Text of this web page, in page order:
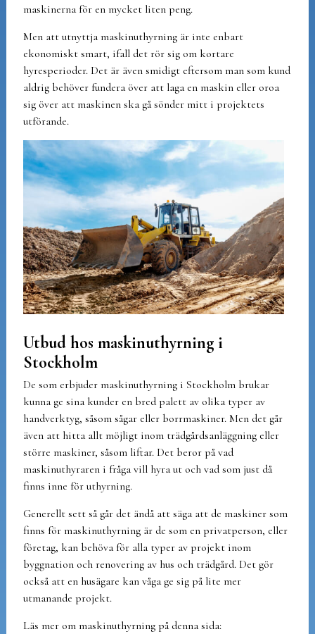
maskinerna för en mycket liten peng.
Men att utnyttja maskinuthyrning är inte enbart
ekonomiskt smart, ifall det rör sig om kortare
hyresperioder. Det är även smidigt eftersom man som kund
aldrig behöver fundera över att laga en maskin eller oroa
sig över att maskinen ska gå sönder mitt i projektets
utförande.
Utbud hos maskinuthyrning i
Stockholm
De som erbjuder maskinuthyrning i Stockholm brukar
kunna ge sina kunder en bred palett av olika typer av
handverktyg, såsom sågar eller borrmaskiner. Men det går
även att hitta allt möjligt inom trädgårdsanläggning eller
större maskiner, såsom liftar. Det beror på vad
maskinuthyraren i fråga vill hyra ut och vad som just då
finns inne för uthyrning.
Generellt sett så går det ändå att säga att de maskiner som
finns för maskinuthyrning är de som en privatperson, eller
företag, kan behöva för alla typer av projekt inom
byggnation och renovering av hus och trädgård. Det gör
också att en husägare kan våga ge sig på lite mer
utmanande projekt.
Läs mer om maskinuthyrning på denna sida: